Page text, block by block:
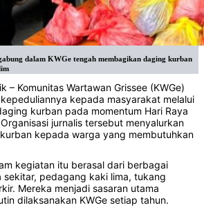
dalam KWGe tengah membagikan daging kurban
– Komunitas Wartawan Grissee (KWGe)
kepada masyarakat melalui
kurban pada momentum Hari Raya
jurnalis tersebut menyalurkan
kepada warga yang membutuhkan
kegiatan itu berasal dari berbagai
sekitar, pedagang kaki lima, tukang
Mereka menjadi sasaran utama
dilaksanakan KWGe setiap tahun.